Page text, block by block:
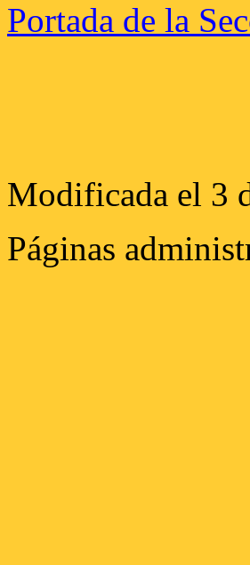
Portada de la
Modificada el 3
Páginas